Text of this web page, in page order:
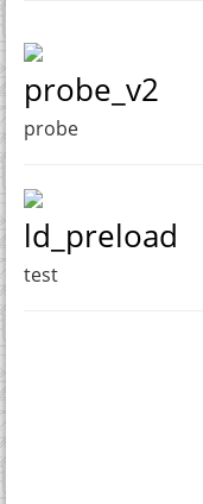
probe_v2
probe
ld_preload
test